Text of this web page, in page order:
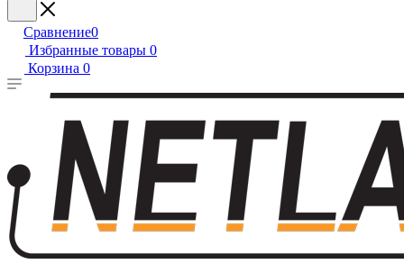
Сравнение0
Избранные товары 0
Корзина 0